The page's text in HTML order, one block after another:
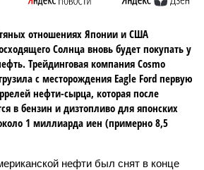
отношениях Японии и США
Солнца вновь будет покупать у
Трейдинговая компания Cosmo
с месторождения Eagle Ford первую
нефти-сырца, которая после
в бензин и дизтопливо для японских
1 миллиарда иен (примерно 8,5
нефти был снят в конце